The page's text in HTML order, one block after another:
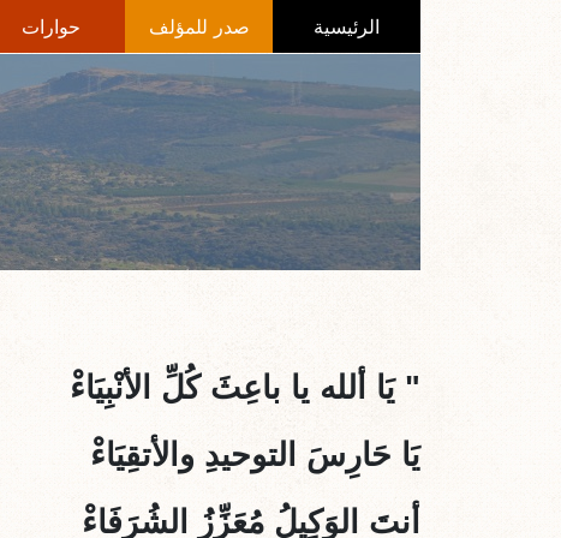
الرئيسية صدر للمؤلف حوارات
" يَا ألله يا باعِثَ كُلِّ الأنْبِيَاءْ
يَا حَارِسَ التوحيدِ والأتقِيَاءْ
أنتَ الوَكِيلُ مُعَزِّزُ الشُرَفَاءْ